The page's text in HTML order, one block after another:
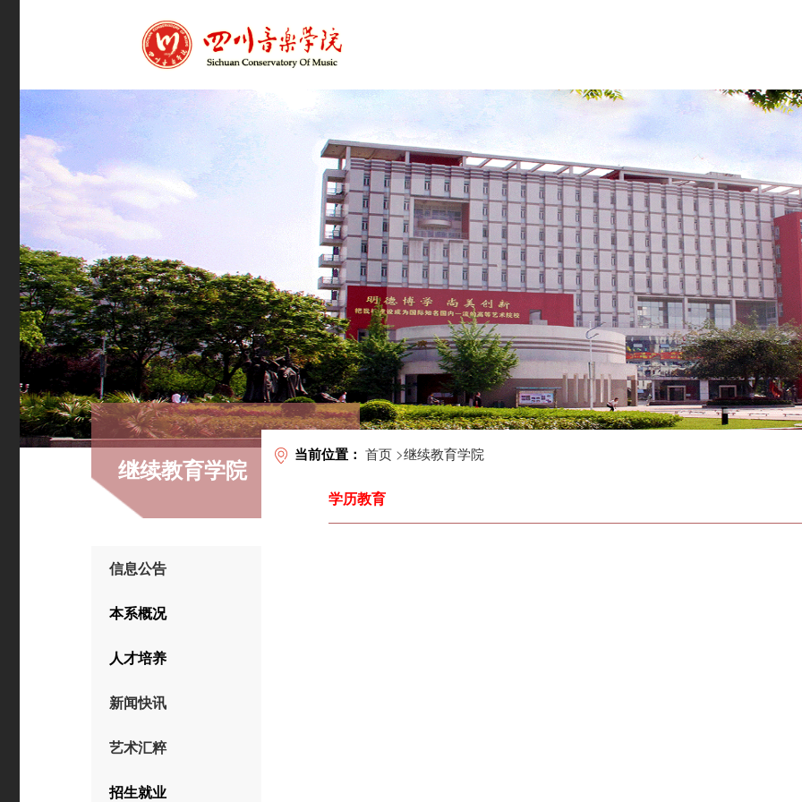
继续教育学院
信息公告
本系概况
人才培养
新闻快讯
艺术汇粹
招生就业
当前位置： 首页 >继续教育学院
学历教育